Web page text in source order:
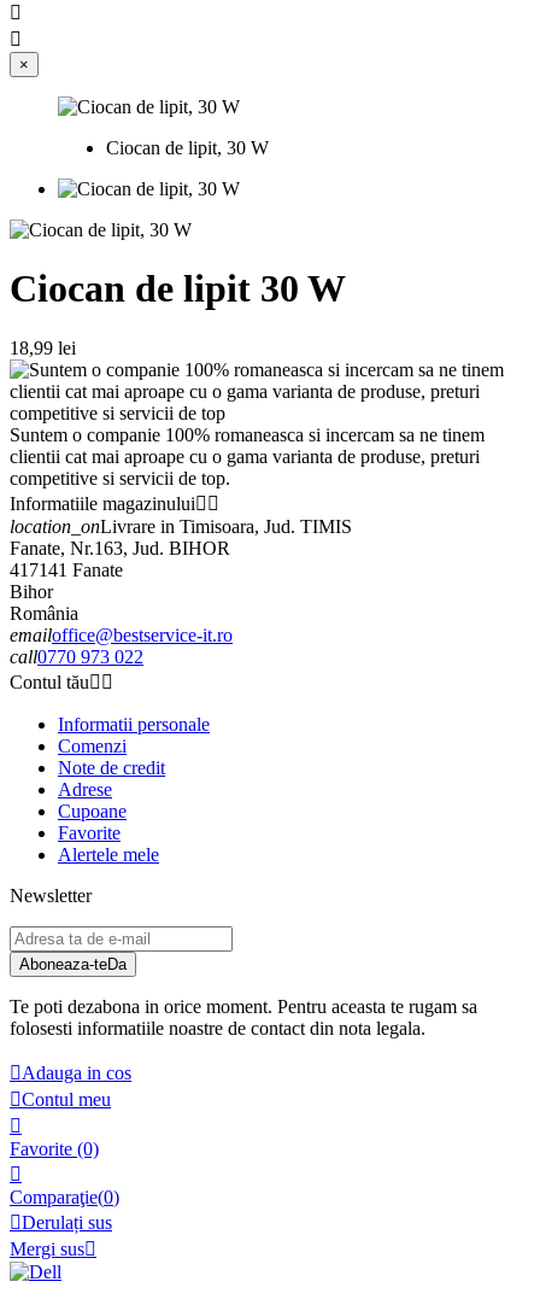


×
Ciocan de lipit, 30 W
Ciocan de lipit 30 W
18,99 lei
Suntem o companie 100% romaneasca si incercam sa ne tinem
clientii cat mai aproape cu o gama varianta de produse, preturi
competitive si servicii de top.
Informatiile magazinului 
location_onLivrare in Timisoara, Jud. TIMIS
Fanate, Nr.163, Jud. BIHOR
417141 Fanate
Bihor
România
emailoffice@bestservice-it.ro
call0770 973 022
Contul tău 
Informatii personale
Comenzi
Note de credit
Adrese
Cupoane
Favorite
Alertele mele
Newsletter
Aboneaza-teDa
Te poti dezabona in orice moment. Pentru aceasta te rugam sa
folosesti informatiile noastre de contact din nota legala.
Adauga in cos
Contul meu

Favorite (0)

Comparaţie(0)
Derulați sus
Mergi sus